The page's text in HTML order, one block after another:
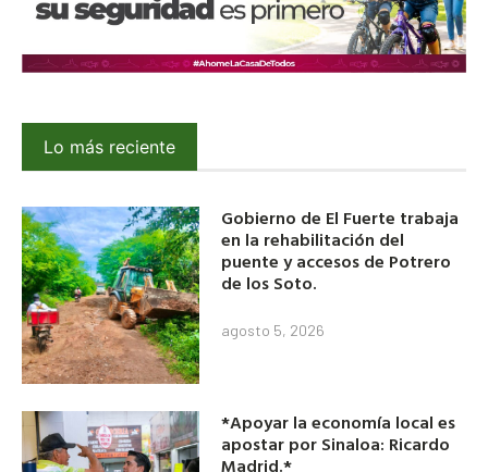
Lo más reciente
Gobierno de El Fuerte trabaja
en la rehabilitación del
puente y accesos de Potrero
de los Soto.
agosto 5, 2026
*Apoyar la economía local es
apostar por Sinaloa: Ricardo
Madrid.*